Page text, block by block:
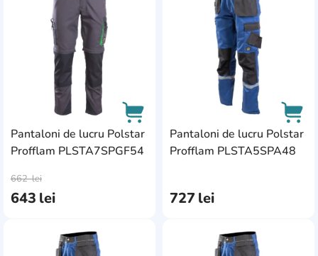
Pantaloni de lucru Polstar
Profflam PLSTA7SPGF54
643 lei
662lei
Pantaloni de lucru Polstar
Profflam PLSTA5SPA48
727lei
AddCardToFavourite